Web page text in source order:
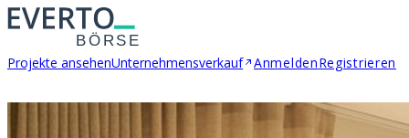
Projekte ansehenUnternehmensverkauf AnmeldenRegistrieren